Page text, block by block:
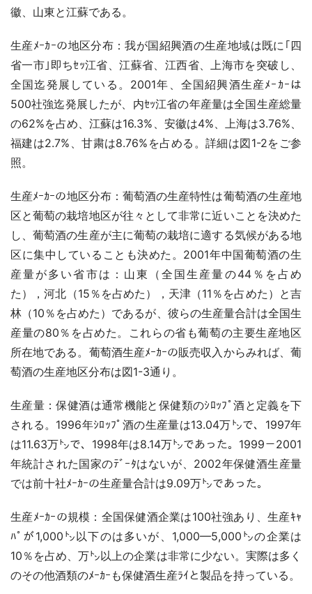
徽、山東と江蘇である。
生産ﾒｰｶｰの地区分布：我が国紹興酒の生産地域は既に｢四
省一市｣即ちｾｯ江省、江蘇省、江西省、上海市を突破し、
全国迄発展している。2001年、全国紹興酒生産ﾒｰｶｰは
500社強迄発展したが、内ｾｯ江省の年産量は全国生産総量
の62%を占め、江蘇は16.3%、安徽は4%、上海は3.76%、
福建は2.7%、甘粛は8.76%を占める。詳細は図1-2をご参
照。
生産ﾒｰｶｰの地区分布：葡萄酒の生産特性は葡萄酒の生産地
区と葡萄の栽培地区が往々として非常に近いことを決めた
し、葡萄酒の生産が主に葡萄の栽培に適する気候がある地
区に集中していることも決めた。2001年中国葡萄酒の生
産量が多い省市は：山東（全国生産量の44％を占め
た），河北（15％を占めた），天津（11％を占めた）と吉
林（10％を占めた）であるが、彼らの生産量合計は全国生
産量の80％を占めた。これらの省も葡萄の主要生産地区
所在地である。葡萄酒生産ﾒｰｶｰの販売収入からみれば、葡
萄酒の生産地区分布は図1-3通り。
生産量：保健酒は通常機能と保健類のｼﾛｯﾌﾟ酒と定義を下
される。1996年ｼﾛｯﾌﾟ酒の生産量は13.04万㌧で、1997年
は11.63万㌧で、1998年は8.14万㌧であった。1999－2001
年統計された国家のﾃﾞｰﾀはないが、2002年保健酒生産量
では前十社ﾒｰｶｰの生産量合計は9.09万㌧であった。
生産ﾒｰｶｰの規模：全国保健酒企業は100社強あり、生産ｷｬ
ﾊﾟが1,000㌧以下のは多いが、1,000—5,000㌧の企業は
10％を占め、万㌧以上の企業は非常に少ない。実際は多く
のその他酒類のﾒｰｶｰも保健酒生産ﾗｲと製品を持っている。